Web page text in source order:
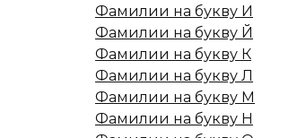
Фамилии на букву И
Фамилии на букву Й
Фамилии на букву К
Фамилии на букву Л
Фамилии на букву М
Фамилии на букву Н